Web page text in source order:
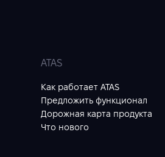
ATAS
Как работает ATAS
Предложить функционал
Дорожная карта продукта
Что нового